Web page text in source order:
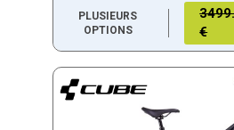
PLUSIEURS
OPTIONS
€